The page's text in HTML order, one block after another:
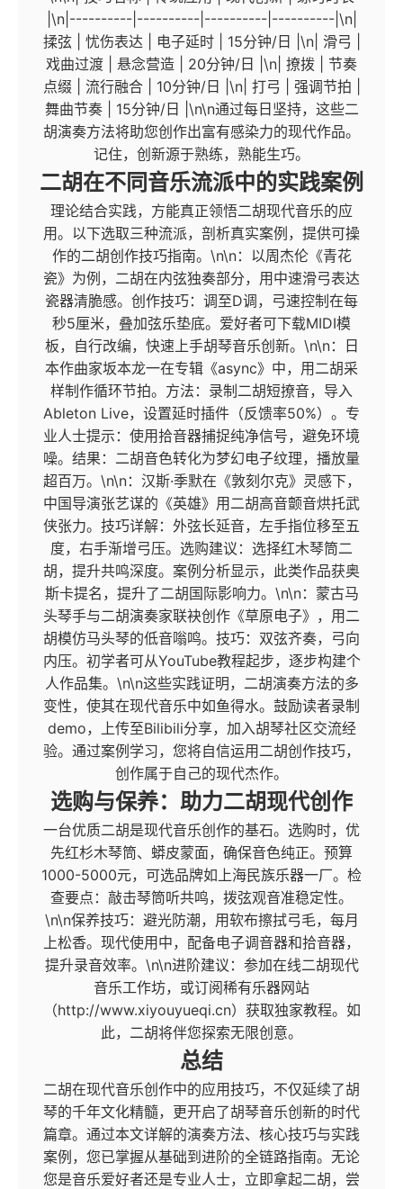
|\n|----------|----------|----------|----------|\n|
揉弦 | 忧伤表达 | 电子延时 | 15分钟/日 |\n| 滑弓 |
戏曲过渡 | 悬念营造 | 20分钟/日 |\n| 撩拨 | 节奏
点缀 | 流行融合 | 10分钟/日 |\n| 打弓 | 强调节拍 |
舞曲节奏 | 15分钟/日 |\n\n通过每日坚持，这些二
胡演奏方法将助您创作出富有感染力的现代作品。
记住，创新源于熟练，熟能生巧。
二胡在不同音乐流派中的实践案例
理论结合实践，方能真正领悟二胡现代音乐的应
用。以下选取三种流派，剖析真实案例，提供可操
作的二胡创作技巧指南。\n\n：以周杰伦《青花
瓷》为例，二胡在内弦独奏部分，用中速滑弓表达
瓷器清脆感。创作技巧：调至D调，弓速控制在每
秒5厘米，叠加弦乐垫底。爱好者可下载MIDI模
板，自行改编，快速上手胡琴音乐创新。\n\n：日
本作曲家坂本龙一在专辑《async》中，用二胡采
样制作循环节拍。方法：录制二胡短撩音，导入
Ableton Live，设置延时插件（反馈率50%）。专
业人士提示：使用拾音器捕捉纯净信号，避免环境
噪。结果：二胡音色转化为梦幻电子纹理，播放量
超百万。\n\n：汉斯·季默在《敦刻尔克》灵感下，
中国导演张艺谋的《英雄》用二胡高音颤音烘托武
侠张力。技巧详解：外弦长延音，左手指位移至五
度，右手渐增弓压。选购建议：选择红木琴筒二
胡，提升共鸣深度。案例分析显示，此类作品获奥
斯卡提名，提升了二胡国际影响力。\n\n：蒙古马
头琴手与二胡演奏家联袂创作《草原电子》，用二
胡模仿马头琴的低音嗡鸣。技巧：双弦齐奏，弓向
内压。初学者可从YouTube教程起步，逐步构建个
人作品集。\n\n这些实践证明，二胡演奏方法的多
变性，使其在现代音乐中如鱼得水。鼓励读者录制
demo，上传至Bilibili分享，加入胡琴社区交流经
验。通过案例学习，您将自信运用二胡创作技巧，
创作属于自己的现代杰作。
选购与保养：助力二胡现代创作
一台优质二胡是现代音乐创作的基石。选购时，优
先红杉木琴筒、蟒皮蒙面，确保音色纯正。预算
1000-5000元，可选品牌如上海民族乐器一厂。检
查要点：敲击琴筒听共鸣，拨弦观音准稳定性。
\n\n保养技巧：避光防潮，用软布擦拭弓毛，每月
上松香。现代使用中，配备电子调音器和拾音器，
提升录音效率。\n\n进阶建议：参加在线二胡现代
音乐工作坊，或订阅稀有乐器网站
（http://www.xiyouyueqi.cn）获取独家教程。如
此，二胡将伴您探索无限创意。
总结
二胡在现代音乐创作中的应用技巧，不仅延续了胡
琴的千年文化精髓，更开启了胡琴音乐创新的时代
篇章。通过本文详解的演奏方法、核心技巧与实践
案例，您已掌握从基础到进阶的全链路指南。无论
您是音乐爱好者还是专业人士，立即拿起二胡，尝